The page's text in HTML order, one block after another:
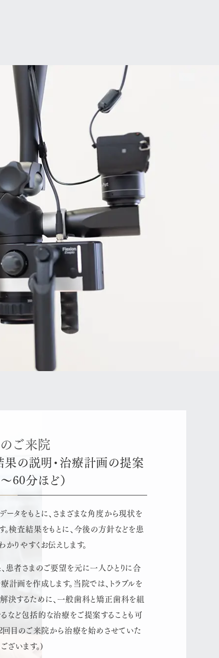
ご来院
の説明・治療計画の提案
60分ほど）
ータをもとに、さまざまな角度から現状を
。検査結果をもとに、今後の方針などを患
かりやすくお伝えします。
患者さまのご要望を元に一人ひとりに合
計画を作成します。当院では、トラブルを
決するために、一般歯科と矯正歯科を組
など包括的な治療をご提案することも可
回目のご来院から治療を始めさせていた
ざいます。)